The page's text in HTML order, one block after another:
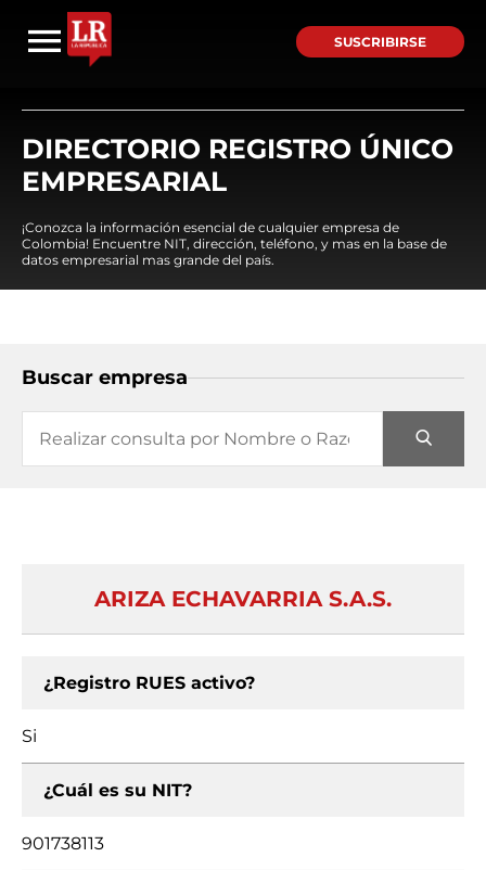
SUSCRIBIRSE
DIRECTORIO REGISTRO ÚNICO
EMPRESARIAL
¡Conozca la información esencial de cualquier empresa de
Colombia! Encuentre NIT, dirección, teléfono, y mas en la base de
datos empresarial mas grande del país.
Buscar empresa
ARIZA ECHAVARRIA S.A.S.
¿Registro RUES activo?
Si
¿Cuál es su NIT?
901738113